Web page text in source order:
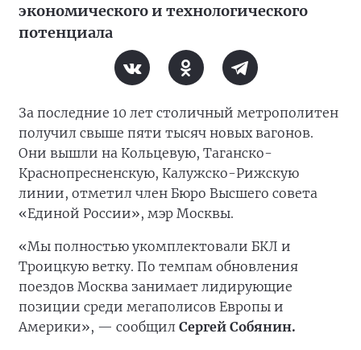
экономического и технологического
потенциала
За последние 10 лет столичный метрополитен
получил свыше пяти тысяч новых вагонов.
Они вышли на Кольцевую, Таганско-
Краснопресненскую, Калужско-Рижскую
линии, отметил член Бюро Высшего совета
«Единой России», мэр Москвы.
«Мы полностью укомплектовали БКЛ и
Троицкую ветку. По темпам обновления
поездов Москва занимает лидирующие
позиции среди мегаполисов Европы и
Америки», — сообщил Сергей Собянин.